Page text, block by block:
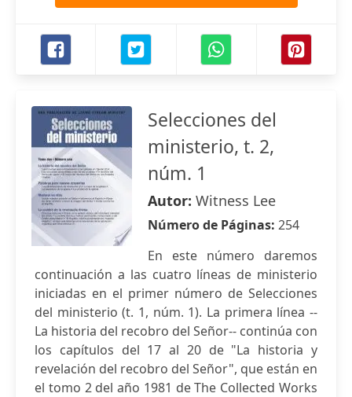
Selecciones del
ministerio, t. 2,
núm. 1
Autor: Witness Lee
Número de Páginas: 254
En este número daremos
continuación a las cuatro líneas de ministerio
iniciadas en el primer número de Selecciones
del ministerio (t. 1, núm. 1). La primera línea --
La historia del recobro del Señor-- continúa con
los capítulos del 17 al 20 de "La historia y
revelación del recobro del Señor", que están en
el tomo 2 del año 1981 de The Collected Works